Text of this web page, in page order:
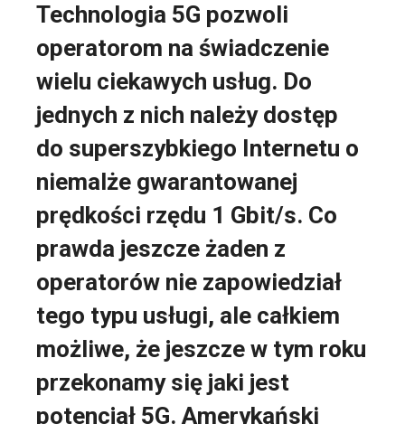
Technologia 5G pozwoli
operatorom na świadczenie
wielu ciekawych usług. Do
jednych z nich należy dostęp
do superszybkiego Internetu o
niemalże gwarantowanej
prędkości rzędu 1 Gbit/s. Co
prawda jeszcze żaden z
operatorów nie zapowiedział
tego typu usługi, ale całkiem
możliwe, że jeszcze w tym roku
przekonamy się jaki jest
potencjał 5G. Amerykański